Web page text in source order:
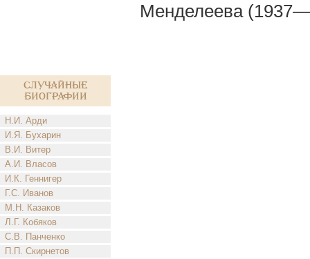
Случайные
биографии
Н.И. Арди
И.Я. Бухарин
В.И. Витер
А.И. Власов
И.К. Геннигер
Г.С. Иванов
М.Н. Казаков
Л.Г. Кобяков
С.В. Панченко
П.П. Скирнетов
Менделеева